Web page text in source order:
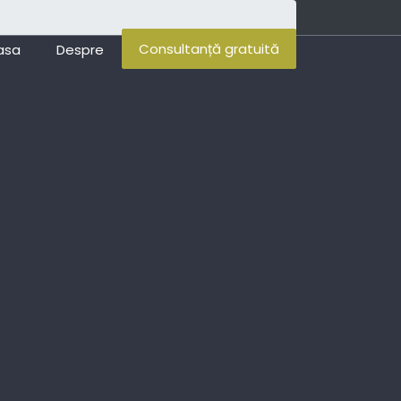
Despre Consultanță gratuită